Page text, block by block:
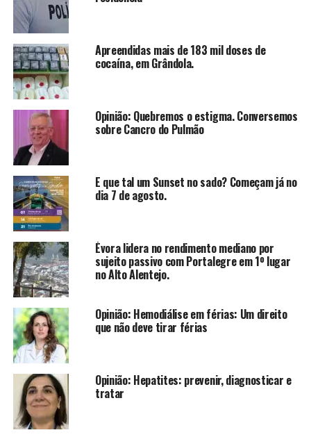
Apreendidas mais de 183 mil doses de
cocaína, em Grândola.
Opinião: Quebremos o estigma. Conversemos
sobre Cancro do Pulmão
E que tal um Sunset no sado? Começam já no
dia 7 de agosto.
Évora lidera no rendimento mediano por
sujeito passivo com Portalegre em 1º lugar
no Alto Alentejo.
Opinião: Hemodiálise em férias: Um direito
que não deve tirar férias
Opinião: Hepatites: prevenir, diagnosticar e
tratar